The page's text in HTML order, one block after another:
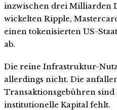
inzwischen drei Milliarden
wickelten Ripple,
einen tokenisierten US-
ab.
Die reine Infrastruktur-
allerdings nicht. Die
Transaktionsgebühren sind
institutionelle Kapital fehlt.